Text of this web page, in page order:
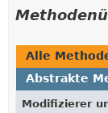
Alle
Abstrakte
Modifizierer